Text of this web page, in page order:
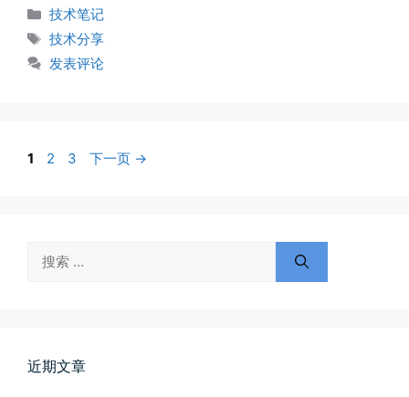
分
类
技术笔记
标
签
技术分享
发表评论
页
1
页
2
页
3 下一页 →
索：
近期文章